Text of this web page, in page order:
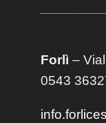
Forlì –
0543